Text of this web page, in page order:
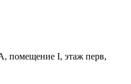
помещение I, этаж перв,